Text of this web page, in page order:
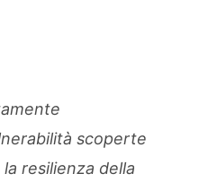
scoperte
resilienza della